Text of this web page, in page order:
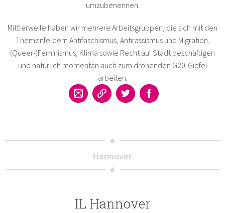
umzubenennen.
Mittlerweile haben wir mehrere Arbeitsgruppen, die sich mit den
Themenfeldern Antifaschismus, Antirassismus und Migration,
(Queer-)Feminismus, Klima sowie Recht auf Stadt beschäftigen
und natürlich momentan auch zum drohenden G20-Gipfel
arbeiten.
Hannover
IL Hannover